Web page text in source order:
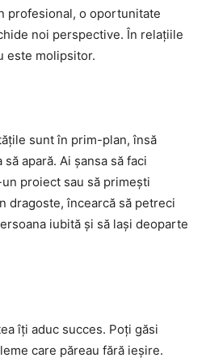
profesional, o oportunitate
noi perspective. În relațiile
este molipsitor.
sunt în prim-plan, însă
apară. Ai șansa să faci
proiect sau să primești
dragoste, încearcă să petreci
iubită și să lași deoparte
îți aduc succes. Poți găsi
care păreau fără ieșire.